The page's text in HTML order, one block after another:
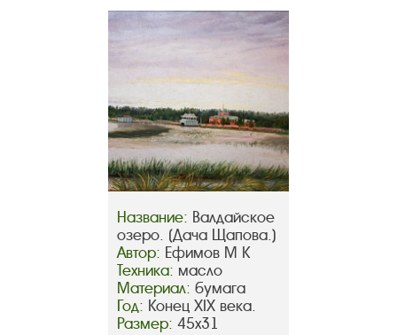
Название: Валдайское
озеро. (Дача Щапова.)
Автор: Ефимов М К
Техника: масло
Материал: бумага
Год: Конец XIX века.
Размер: 45x31